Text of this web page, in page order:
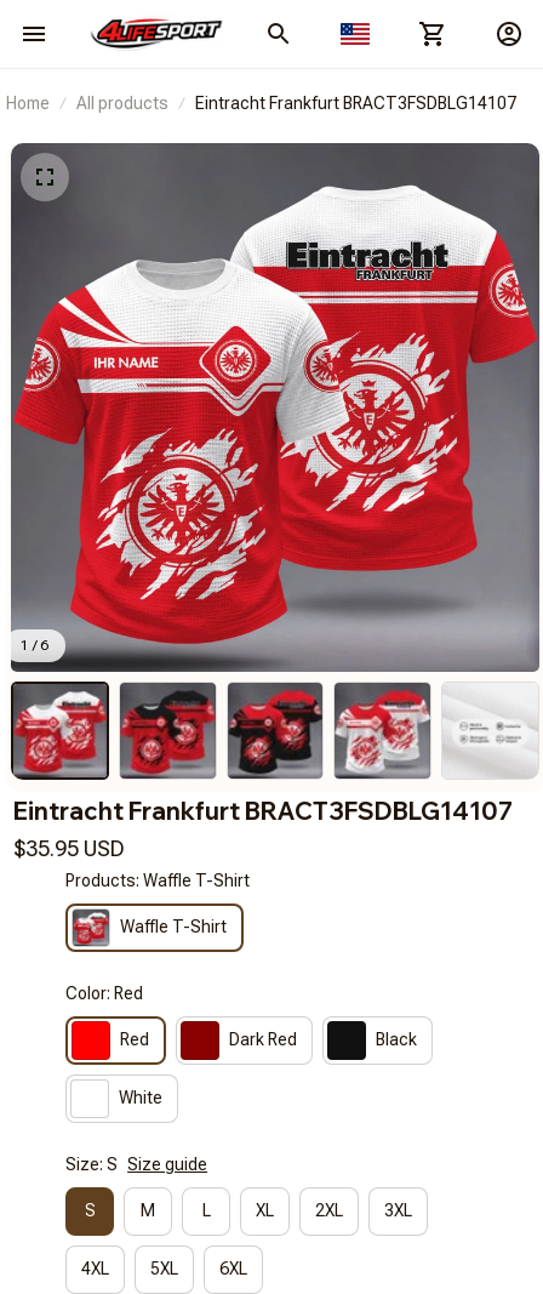
Home All products Eintracht Frankfurt BRACT3FSDBLG14107
1 / 6
Eintracht Frankfurt BRACT3FSDBLG14107
$35.95 USD
Products: Waffle T-Shirt
Waffle T-Shirt
Color: Red
Red Dark Red Black
White
Size: S Size guide
S M L XL 2XL 3XL
4XL 5XL 6XL